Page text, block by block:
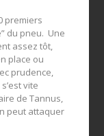
premiers
du pneu. Une
assez tôt,
place ou
prudence,
vite
de Tannus,
peut attaquer